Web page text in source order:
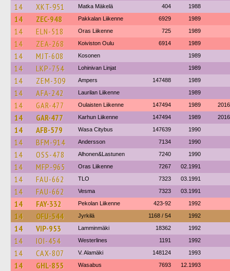
14 XKT-951 Matka Mäkelä 404 1988
14 ZEC-948 Pakkalan Liikenne 6929 1989
14 ELN-518 Oras Liikenne 725 1989
14 ZEA-268 Koiviston Oulu 6914 1989
14 MJT-608 Kosonen 1989
14 LKP-754 Lohinivan Linjat 1989
14 ZEM-309 Ampers 147488 1989
14 AFA-242 Laurilan Liikenne 1989
14 GAR-477 Oulaisten Liikenne 147494 1989 2016
14 GAR-477 Karhun Liikenne 147494 1989 2016
14 AFB-579 Wasa Citybus 147639 1990
14 BFM-914 Andersson 7134 1990
14 OSS-478 Alhonen&Lastunen 7240 1990
14 MFP-965 Oras Liikenne 7267 02.1991
14 FAU-662 TLO 7323 03.1991
14 FAU-662 Vesma 7323 03.1991
14 FAY-332 Pekolan Liikenne 423-92 1992
14 OFU-544 Jyrkilä 1168 / 54 1992
14 VIP-953 Lamminmäki 18362 1992
14 IOI-454 Westerlines 1191 1992
14 CAX-807 V. Alamäki 148124 1993
14 GHL-855 Wasabus 7693 12.1993